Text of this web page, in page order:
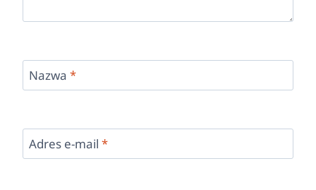
Nazwa *
Adres e-mail *